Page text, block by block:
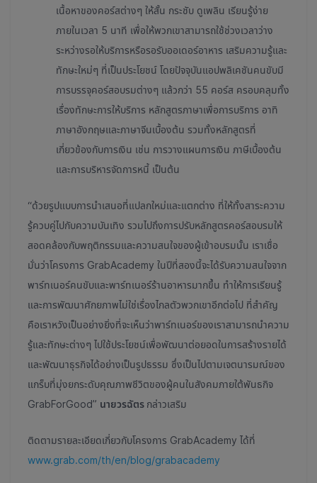
เนื้อหาของคอร์สต่างๆ ให้สั้น กระชับ ดูเพลิน เรียนรู้ง่าย
ภายในเวลา 5 นาที เพื่อให้พวกเขาสามารถใช้ช่วงเวลาว่าง
ระหว่างรอให้บริการหรือรอรับออเดอร์อาหาร เสริมความรู้และ
ทักษะใหม่ๆ ที่เป็นประโยชน์ โดยปัจจุบันแอปพลิเคชันคนขับมี
การบรรจุคอร์สอบรมต่างๆ แล้วกว่า 55 คอร์ส ครอบคลุมทั้ง
เรื่องทักษะการให้บริการ หลักสูตรภาษาเพื่อการบริการ อาทิ
ภาษาอังกฤษและภาษาจีนเบื้องต้น รวมทั้งหลักสูตรที่
เกี่ยวข้องกับการเงิน เช่น การวางแผนการเงิน ภาษีเบื้องต้น
และการบริหารจัดการหนี้ เป็นต้น
“ด้วยรูปแบบการนำเสนอที่แปลกใหม่และแตกต่าง ที่ให้ทั้งสาระความ
รู้ควบคู่ไปกับความบันเทิง รวมไปถึงการปรับหลักสูตรคอร์สอบรมให้
สอดคล้องกับพฤติกรรมและความสนใจของผู้เข้าอบรมนั้น เราเชื่อ
มั่นว่าโครงการ GrabAcademy ในปีที่สองนี้จะได้รับความสนใจจาก
พาร์ทเนอร์คนขับและพาร์ทเนอร์ร้านอาหารมากขึ้น ทำให้การเรียนรู้
และการพัฒนาศักยภาพไม่ใช่เรื่องไกลตัวพวกเขาอีกต่อไป ที่สำคัญ
คือเราหวังเป็นอย่างยิ่งที่จะเห็นว่าพาร์ทเนอร์ของเราสามารถนำความ
รู้และทักษะต่างๆ ไปใช้ประโยชน์เพื่อพัฒนาต่อยอดในการสร้างรายได้
และพัฒนาธุรกิจได้อย่างเป็นรูปธรรม ซึ่งเป็นไปตามเจตนารมณ์ของ
แกร็บที่มุ่งยกระดับคุณภาพชีวิตของผู้คนในสังคมภายใต้พันธกิจ
GrabForGood” นายวรฉัตร กล่าวเสริม
ติดตามรายละเอียดเกี่ยวกับโครงการ GrabAcademy ได้ที่
www.grab.com/th/en/blog/grabacademy